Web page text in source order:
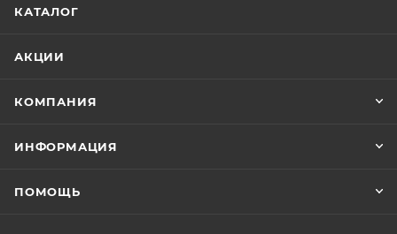
КАТАЛОГ
АКЦИИ
КОМПАНИЯ
ИНФОРМАЦИЯ
ПОМОЩЬ